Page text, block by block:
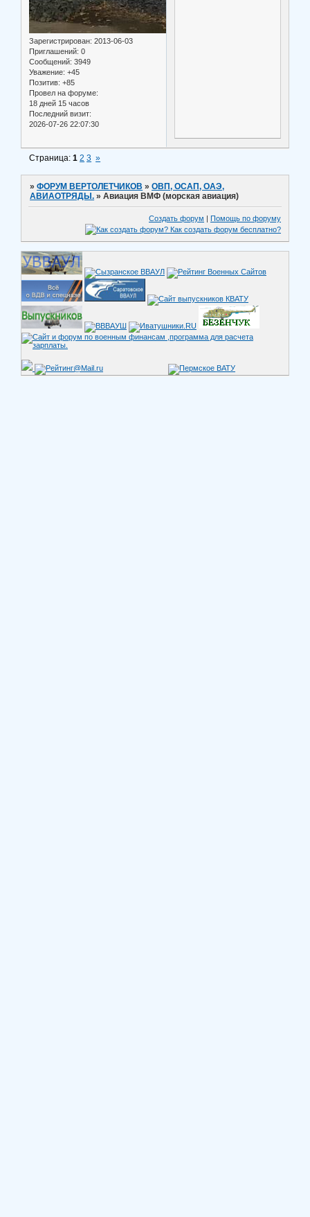
Зарегистрирован: 2013-06-03
Приглашений: 0
Сообщений: 3949
Уважение: +45
Позитив: +85
Провел на форуме:
18 дней 15 часов
Последний визит:
2026-07-26 22:07:30
Страница:1 2 3 »
»ФОРУМ ВЕРТОЛЕТЧИКОВ »ОВП, ОСАП, ОАЭ,
АВИАОТРЯДЫ. »Авиация ВМФ (морская авиация)
Создать форум | Помощь по форуму